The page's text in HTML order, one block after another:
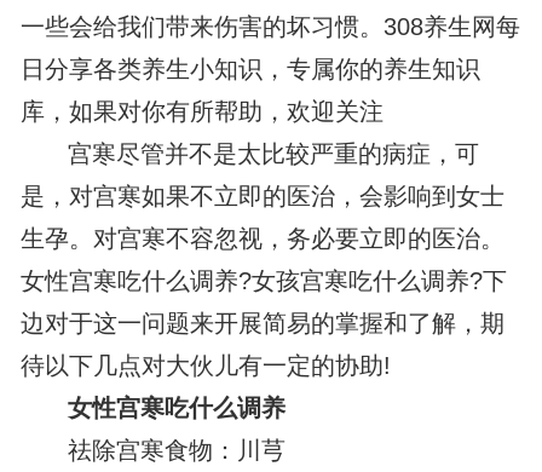
一些会给我们带来伤害的坏习惯。308养生网每
日分享各类养生小知识，专属你的养生知识
库，如果对你有所帮助，欢迎关注
宫寒尽管并不是太比较严重的病症，可
是，对宫寒如果不立即的医治，会影响到女士
生孕。对宫寒不容忽视，务必要立即的医治。
女性宫寒吃什么调养?女孩宫寒吃什么调养?下
边对于这一问题来开展简易的掌握和了解，期
待以下几点对大伙儿有一定的协助!
女性宫寒吃什么调养
祛除宫寒食物：川芎